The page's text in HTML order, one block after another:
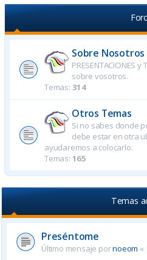
Sobre Nosotros
PRESENTACIONES
sobre vosotros.
Temas: 314
Otros Temas
Si no sabes donde
debe estar en otra
ayudaremos a colocarlo.
Temas: 165
Temas
Preséntome
Último mensaje pornoeom «